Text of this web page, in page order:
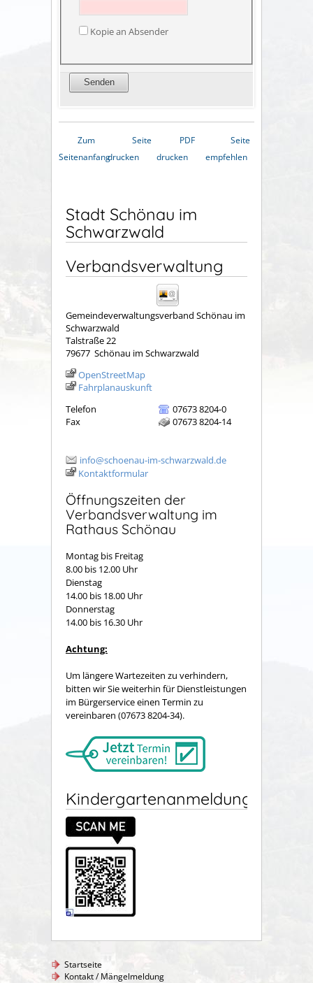
Kopie an Absender
Zum
Seitenanfang
Seite
drucken
PDF
drucken
Seite
empfehlen
Stadt Schönau im
Schwarzwald
Verbandsverwaltung
Gemeindeverwaltungsverband Schönau im
Schwarzwald
Talstraße 22
79677 Schönau im Schwarzwald
OpenStreetMap
Fahrplanauskunft
Telefon
07673 8204-0
Fax
07673 8204-14
info@schoenau-im-schwarzwald.de
Kontaktformular
Öffnungszeiten der
Verbandsverwaltung im
Rathaus Schönau
Montag bis Freitag
8.00 bis 12.00 Uhr
Dienstag
14.00 bis 18.00 Uhr
Donnerstag
14.00 bis 16.30 Uhr
Achtung:
Um längere Wartezeiten zu verhindern,
bitten wir Sie weiterhin für Dienstleistungen
im Bürgerservice einen Termin zu
vereinbaren (07673 8204-34).
Kindergartenanmeldung
Startseite
Kontakt / Mängelmeldung